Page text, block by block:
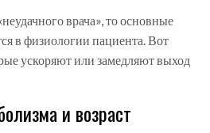
врача», то основные
в физиологии пациента. Вот
ускоряют или замедляют выход
и возраст